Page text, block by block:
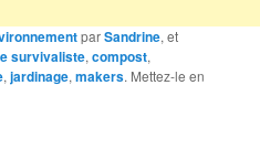
parSandrine, et
survivaliste,compost,
,jardinage,makers. Mettez-le en